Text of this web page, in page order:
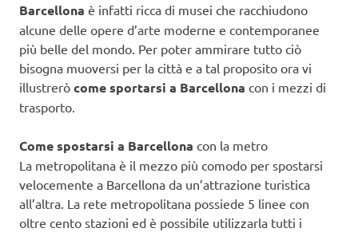
Barcellona è infatti ricca di musei che racchiudono
alcune delle opere d’arte moderne e contemporanee
più belle del mondo. Per poter ammirare tutto ciò
bisogna muoversi per la città e a tal proposito ora vi
illustrerò come sportarsi a Barcellona con i mezzi di
trasporto.
Come spostarsi a Barcellona con la metro
La metropolitana è il mezzo più comodo per spostarsi
velocemente a Barcellona da un’attrazione turistica
all’altra. La rete metropolitana possiede 5 linee con
oltre cento stazioni ed è possibile utilizzarla tutti i